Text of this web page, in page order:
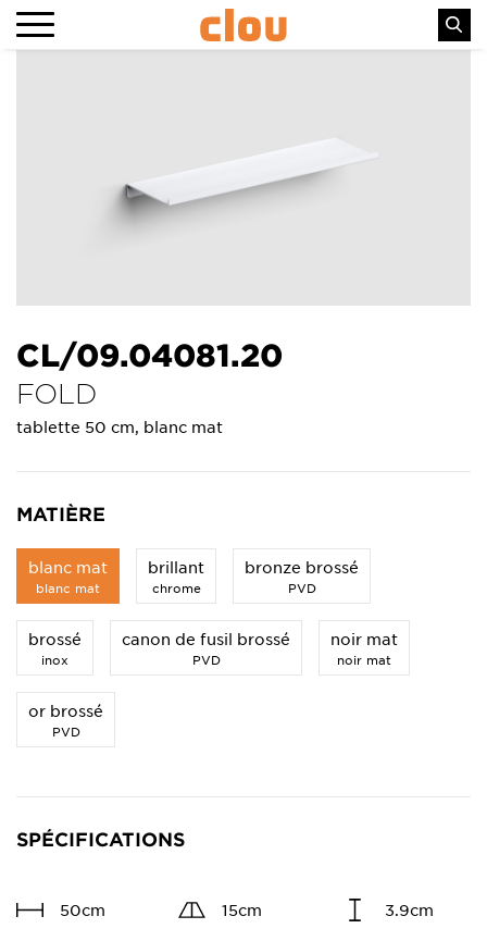
CL/09.04081.20
FOLD
tablette 50 cm, blanc mat
MATIÈRE
blanc mat
blanc mat
brillant
chrome
bronze brossé
PVD
brossé
inox
canon de fusil brossé
PVD
noir mat
noir mat
or brossé
PVD
SPÉCIFICATIONS
50cm 15cm 3.9cm